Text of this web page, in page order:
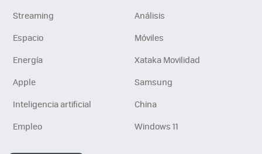
Streaming
Análisis
Espacio
Móviles
Energía
Xataka Movilidad
Apple
Samsung
Inteligencia artificial
China
Empleo
Windows 11